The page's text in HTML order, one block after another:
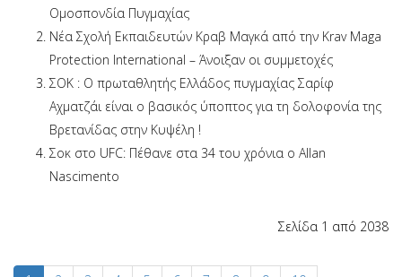
Ομοσπονδία Πυγμαχίας
Νέα Σχολή Εκπαιδευτών Κραβ Μαγκά από την Krav Maga
Protection International – Άνοιξαν οι συμμετοχές
ΣΟΚ : Ο πρωταθλητής Ελλάδος πυγμαχίας Σαρίφ
Αχματζάι είναι ο βασικός ύποπτος για τη δολοφονία της
Βρετανίδας στην Κυψέλη !
Σοκ στο UFC: Πέθανε στα 34 του χρόνια ο Allan
Nascimento
Σελίδα 1 από 2038